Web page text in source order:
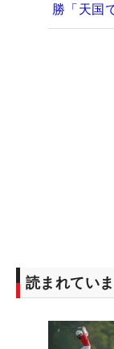
勝「天国
読まれてい